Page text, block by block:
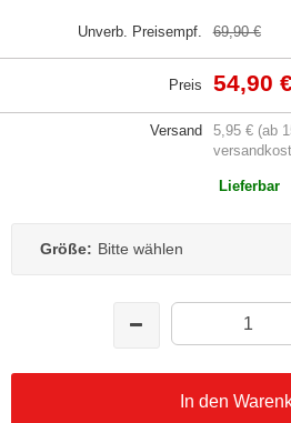
Unverb. Preisempf. 69,90 €
Preis 54,90
Versand
5,95 € (ab
Lieferbar
Größe: Bitte wählen
In den